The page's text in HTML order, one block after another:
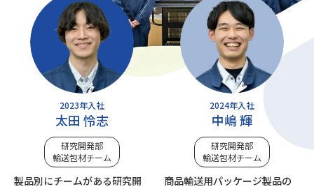
2023年入社
太田 怜志
研究開発部
輸送包材チーム
製品別にチームがある研究開
2024年入社
中嶋 輝
研究開発部
輸送包材チーム
商品輸送用パッケージ製品の